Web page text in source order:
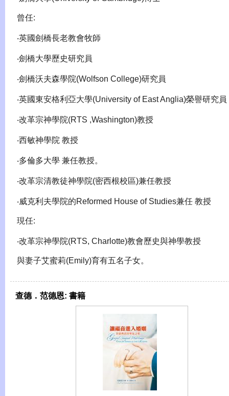
曾任:
‧英國劍橋長老教會牧師
‧劍橋大學歷史研究員
‧劍橋沃夫森學院(Wolfson College)研究員
‧英國東安格利亞大學(University of East Anglia)榮譽研究員
‧改革宗神學院(RTS ,Washington)教授
‧西敏神學院 教授
‧多倫多大學 兼任教授。
‧改革宗清教徒神學院(密西根校區)兼任教授
‧威克利夫學院的Reformed House of Studies兼任 教授
現任:
‧改革宗神學院(RTS, Charlotte)教會歷史與神學教授
與妻子艾蜜莉(Emily)育有五名子女。
查德．范德恩: 書籍